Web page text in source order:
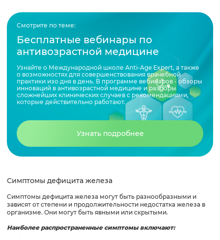
Смотрите по теме:
Бесплатные вебинары по
антивозрастной медицине
Узнайте о Международной школе Anti-Age Expert, а также
о возможностях для совершенствования врачебной
практики изо дня в день. В программе вебинаров - обзоры
инноваций в антивозрастной медицине и разборы
сложнейших клинических случаев с рекомендациями,
которые действительно работают.
Узнать подробнее
Симптомы дефицита железа
Симптомы дефицита железа могут быть разнообразными и
зависят от степени и продолжительности недостатка железа в
организме. Они могут быть явными или скрытыми.
Наиболее распространенные симптомы включают: